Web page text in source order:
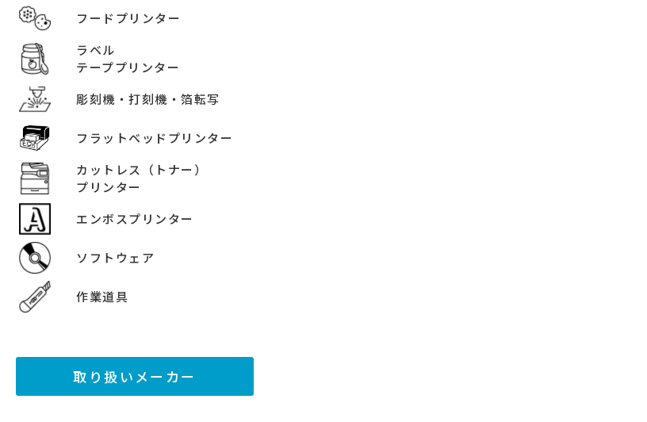
フードプリンター
ラベル
テーププリンター
彫刻機・打刻機・箔転写
フラットベッドプリンター
カットレス（トナー）
プリンター
エンボスプリンター
ソフトウェア
作業道具
取り扱いメーカー